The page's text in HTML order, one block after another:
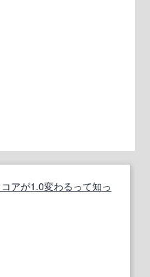
アが1.0変わるって知っ